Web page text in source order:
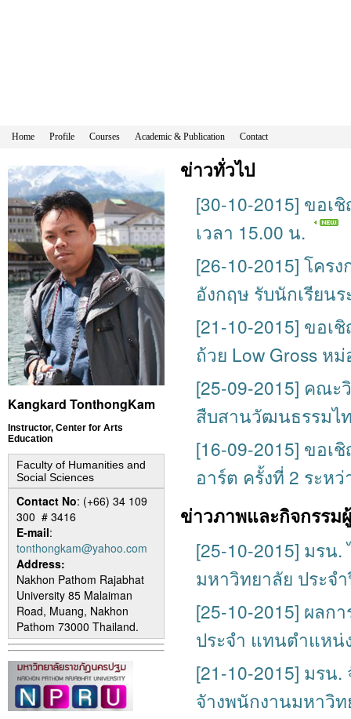
Home Profile Courses Academic & Publication Contact
Kangkard TonthongKam
Instructor, Center for Arts
Education
Faculty of Humanities and
Social Sciences
Contact No: (+66) 34 109
300 # 3416
E-mail:
tonthongkam@yahoo.com
Address:
Nakhon Pathom Rajabhat
University 85 Malaiman
Road, Muang, Nakhon
Pathom 73000 Thailand.
ข่าวทั่วไป
[30-10-2015] ขอ
เวลา 15.00 น.
[26-10-2015] โค
อังกฤษ รับนักเรียน
[21-10-2015] ขอเ
ถ้วย Low Gross ห
[25-09-2015] คณะ
สืบสานวัฒนธรรมไ
[16-09-2015] ขอเ
อาร์ต ครั้งที่ 2 ระห
ข่าวภาพและกิจกรรม
[25-10-2015] มรน
มหาวิทยาลัย ประจ
[25-10-2015] ผลก
ประจำ แทนตำแหน่
[21-10-2015] มรน
จัางพนักงานมหาวิท